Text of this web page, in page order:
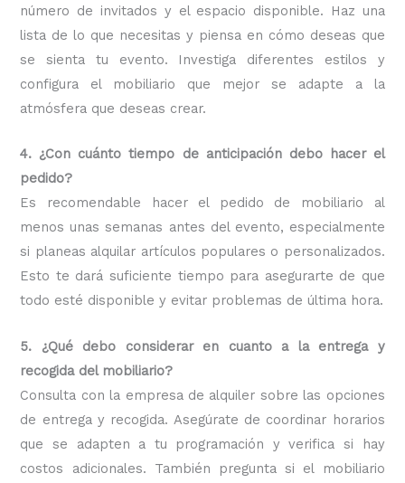
número de invitados y el espacio disponible. Haz una
lista de lo que necesitas y piensa en cómo deseas que
se sienta tu evento. Investiga diferentes estilos y
configura el mobiliario que mejor se adapte a la
atmósfera que deseas crear.
4. ¿Con cuánto tiempo de anticipación debo hacer el
pedido?
Es recomendable hacer el pedido de mobiliario al
menos unas semanas antes del evento, especialmente
si planeas alquilar artículos populares o personalizados.
Esto te dará suficiente tiempo para asegurarte de que
todo esté disponible y evitar problemas de última hora.
5. ¿Qué debo considerar en cuanto a la entrega y
recogida del mobiliario?
Consulta con la empresa de alquiler sobre las opciones
de entrega y recogida. Asegúrate de coordinar horarios
que se adapten a tu programación y verifica si hay
costos adicionales. También pregunta si el mobiliario